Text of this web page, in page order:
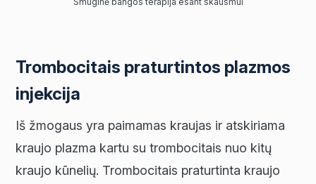
Trombocitais praturtintos plazmos
injekcija
Iš žmogaus yra paimamas kraujas ir atskiriama
kraujo plazma kartu su trombocitais nuo kitų
kraujo kūnelių. Trombocitais praturtinta kraujo